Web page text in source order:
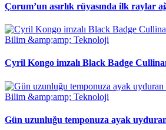
Çorum’un asırlık rüyasında ilk raylar
Bilim &amp;amp; Teknoloji
Cyril Kongo imzalı Black Badge
Bilim &amp;amp; Teknoloji
Gün uzunluğu temponuza ayak